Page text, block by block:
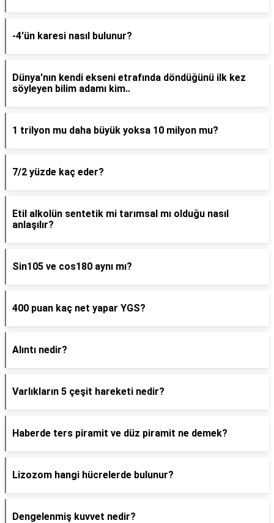
-4'ün karesi nasıl bulunur?
Dünya'nın kendi ekseni etrafında döndüğünü ilk kez
söyleyen bilim adamı kim..
1 trilyon mu daha büyük yoksa 10 milyon mu?
7/2 yüzde kaç eder?
Etil alkolün sentetik mi tarımsal mı olduğu nasıl
anlaşılır?
Sin105 ve cos180 aynı mı?
400 puan kaç net yapar YGS?
Alıntı nedir?
Varlıkların 5 çeşit hareketi nedir?
Haberde ters piramit ve düz piramit ne demek?
Lizozom hangi hücrelerde bulunur?
Dengelenmiş kuvvet nedir?